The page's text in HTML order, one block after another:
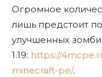
Огромное
лишь предстоит
улучшенных
1.19: https://
minecraft-pe/.